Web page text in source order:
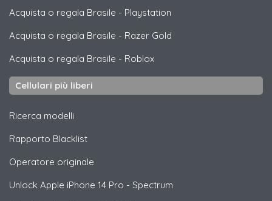
Acquista o regala Brasile - Playstation
Acquista o regala Brasile - Razer Gold
Acquista o regala Brasile - Roblox
Cellulari più liberi
Ricerca modelli
Rapporto Blacklist
Operatore originale
Unlock Apple iPhone 14 Pro - Spectrum